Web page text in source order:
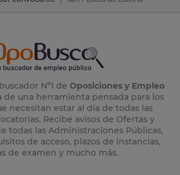
Nº1 de Oposiciones y Empleo
de una herramienta pensada para los
necesitan estar al día de todas las
Recibe avisos de Ofertas y
todas las Administraciones Públicas,
de acceso, plazos de instancias,
de examen y mucho más.